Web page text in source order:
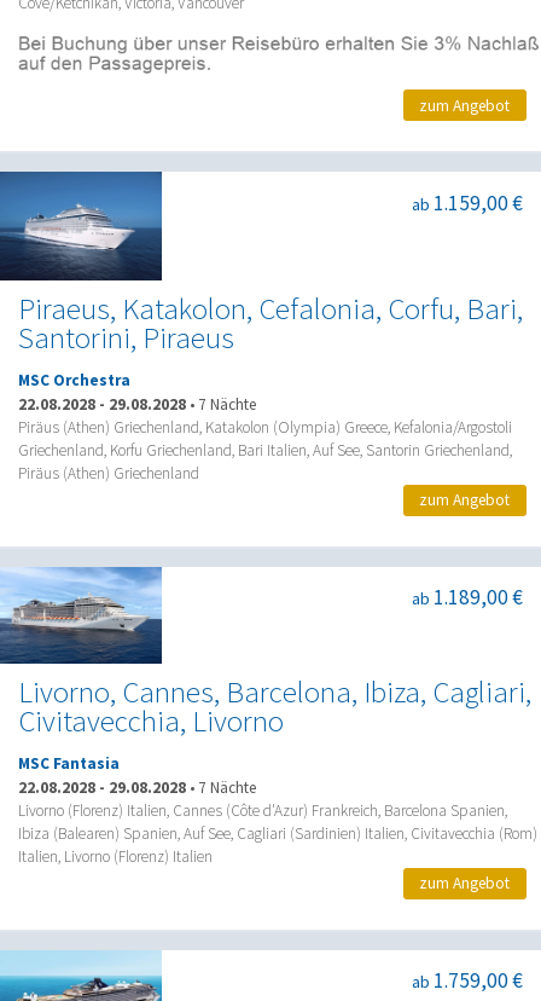
zum Angebot
Piraeus, Katakolon, Cefalonia, Corfu, Bari,
Santorini, Piraeus
ab 1.159,00 €
MSC Orchestra
22.08.2028 - 29.08.2028 • 7 Nächte
Piräus (Athen) Griechenland, Katakolon (Olympia) Greece, Kefalonia/Argostoli
Griechenland, Korfu Griechenland, Bari Italien, Auf See, Santorin Griechenland,
Piräus (Athen) Griechenland
zum Angebot
Livorno, Cannes, Barcelona, Ibiza, Cagliari,
Civitavecchia, Livorno
ab 1.189,00 €
MSC Fantasia
22.08.2028 - 29.08.2028 • 7 Nächte
Livorno (Florenz) Italien, Cannes (Côte d'Azur) Frankreich, Barcelona Spanien,
Ibiza (Balearen) Spanien, Auf See, Cagliari (Sardinien) Italien, Civitavecchia (Rom)
Italien, Livorno (Florenz) Italien
zum Angebot
ab 1.759,00 €